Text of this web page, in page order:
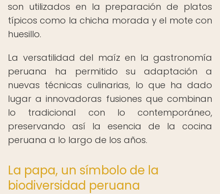
son utilizados en la preparación de platos
típicos como la chicha morada y el mote con
huesillo.
La versatilidad del maíz en la gastronomía
peruana ha permitido su adaptación a
nuevas técnicas culinarias, lo que ha dado
lugar a innovadoras fusiones que combinan
lo tradicional con lo contemporáneo,
preservando así la esencia de la cocina
peruana a lo largo de los años.
La papa, un símbolo de la
biodiversidad peruana